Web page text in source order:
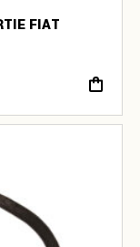
FIAT